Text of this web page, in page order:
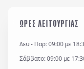
ΩΡΕΣ ΛΕΙΤΟΥΡΓΙΑΣ
Δευ - Παρ: 09:00 με
Σάββατο: 09:00 με